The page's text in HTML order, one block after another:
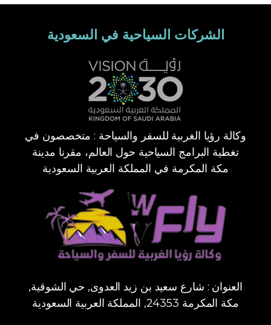
الشركات السياحية في السعودية
وكالة رؤيا الغربية للسفر والسياحة : متخصصون في
تغطية البرامج السياحية حول العالم، مقرنا مدينة
مكة المكرمة في المملكة العربية السعودية
العنوان : شارع سعيد بن زيد العدوى, حي الشوقية,
مكة المكرمة 24353, المملكة العربية السعودية